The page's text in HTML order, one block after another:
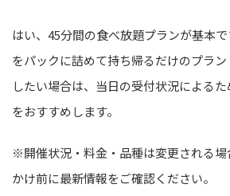
はい、45分間の食べ放題プランが基本
をパックに詰めて持ち帰るだけのプラ
したい場合は、当日の受付状況による
をおすすめします。
※開催状況・料金・品種は変更される場
かけ前に最新情報をご確認ください。